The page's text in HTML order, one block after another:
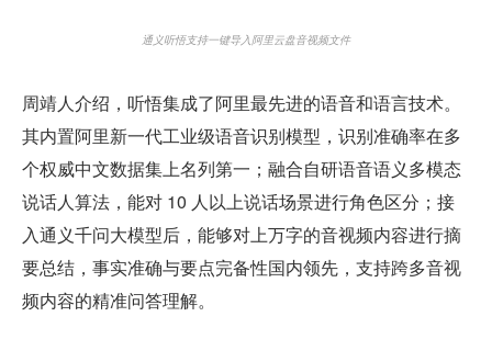
通义听悟支持一键导入阿里云盘音视频文件
周靖人介绍，听悟集成了阿里最先进的语音和语言技术。
其内置阿里新一代工业级语音识别模型，识别准确率在多
个权威中文数据集上名列第一；融合自研语音语义多模态
说话人算法，能对 10 人以上说话场景进行角色区分；接
入通义千问大模型后，能够对上万字的音视频内容进行摘
要总结，事实准确与要点完备性国内领先，支持跨多音视
频内容的精准问答理解。